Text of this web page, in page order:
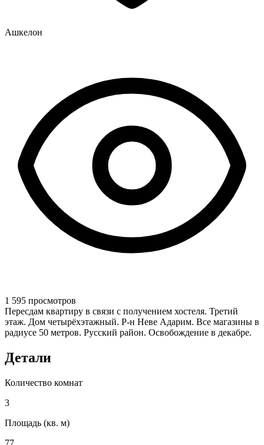
Ашкелон
1 595 просмотров
Пересдам квартиру в связи с получением хостеля. Третий
этаж. Дом четырёхэтажный. Р-н Неве Адарим. Все магазины в
радиусе 50 метров. Русский район. Освобождение в декабре.
Детали
Количество комнат
3
Площадь (кв. м)